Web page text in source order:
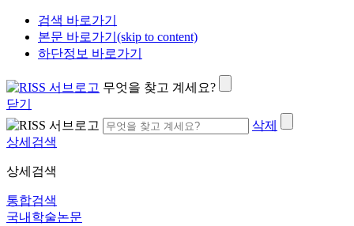
검색 바로가기
본문 바로가기(skip to content)
하단정보 바로가기
무엇을 찾고 계세요?
닫기
삭제
상세검색
상세검색
통합검색
국내학술논문